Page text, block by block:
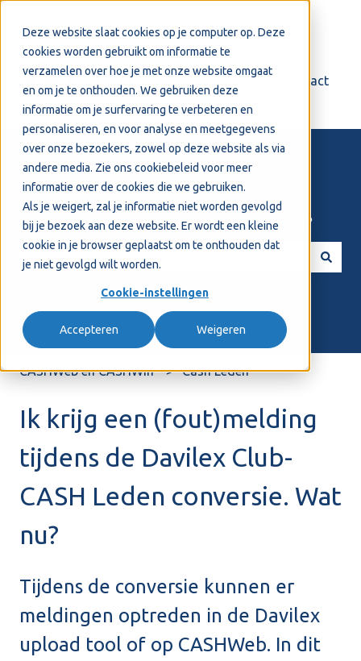
Deze website slaat cookies op je computer op. Deze
cookies worden gebruikt om informatie te
verzamelen over hoe je met onze website omgaat
en om je te onthouden. We gebruiken deze
informatie om je surfervaring te verbeteren en
personaliseren, en voor analyse en meetgegevens
over onze bezoekers, zowel op deze website als via
andere media. Zie ons cookiebeleid voor meer
informatie over de cookies die we gebruiken.
Als je weigert, zal je informatie niet worden gevolgd
bij je bezoek aan deze website. Er wordt een kleine
cookie in je browser geplaatst om te onthouden dat
je niet gevolgd wilt worden.
Cookie-instellingen
Accepteren Weigeren
Support Contact
Welkom! Hoe kunnen we je helpen?
CASHWeb en CASHWin Cash Leden
Ik krijg een (fout)melding
tijdens de Davilex Club-
CASH Leden conversie. Wat
nu?
Tijdens de conversie kunnen er
meldingen optreden in de Davilex
upload tool of op CASHWeb. In dit